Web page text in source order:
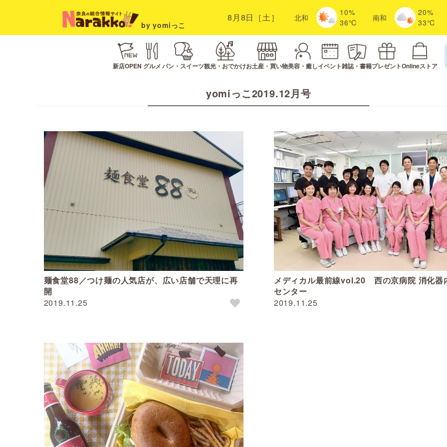
by yomiっこ
8月8日［土］ 北和
10%
36℃
南和
20%
33℃
新店OPEN グルメ パン・スイーツ観光・おでかけお土産・買い物美容・癒しイベント雑誌・書籍プレゼントOnlineストア
yomiっこ2019.12月号
2019.11.25
麺食堂88／つけ麺の人気店が、広い店舗で天理に再
開
2019.11.25
メディカル最前線vol.20 西の京病院 消化器
センター